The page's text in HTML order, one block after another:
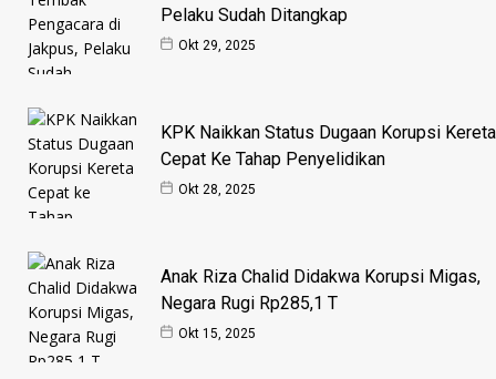
Pelaku Sudah Ditangkap
Okt 29, 2025
KPK Naikkan Status Dugaan Korupsi Kereta
Cepat Ke Tahap Penyelidikan
Okt 28, 2025
Anak Riza Chalid Didakwa Korupsi Migas,
Negara Rugi Rp285,1 T
Okt 15, 2025